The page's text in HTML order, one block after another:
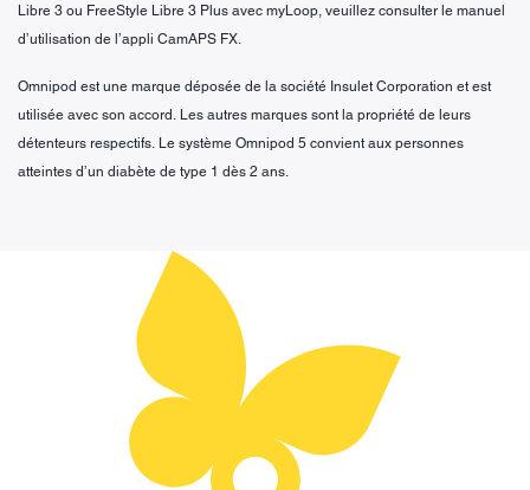
Libre 3 ou FreeStyle Libre 3 Plus avec myLoop, veuillez consulter le manuel
d’utilisation de l’appli CamAPS FX.
Omnipod est une marque déposée de la société Insulet Corporation et est
utilisée avec son accord. Les autres marques sont la propriété de leurs
détenteurs respectifs. Le système Omnipod 5 convient aux personnes
atteintes d’un diabète de type 1 dès 2 ans.